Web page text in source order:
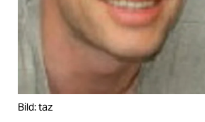
Bild: taz